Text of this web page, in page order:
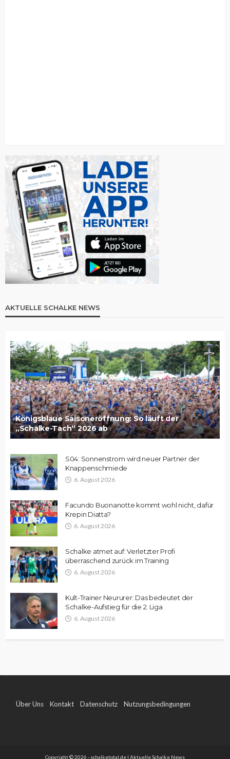
AKTUELLE SCHALKE NEWS
Königsblaue Saisoneröffnung: So läuft der
„Schalke-Tach“ 2026 ab
S04: Sonnenstrom wird neuer Partner der
Knappenschmiede
6. August 2026
Facundo Buonanotte kommt wohl nicht, dafür
Krepin Diatta?
6. August 2026
Schalke atmet auf: Verletzter Profi
überraschend zurück im Training
6. August 2026
Kult-Trainer Neururer: Das bedeutet der
Schalke-Aufstieg für die 2. Liga
6. August 2026
Über Uns Kontakt Datenschutz Nutzungsbedingungen
Copyright © 2026 - schalketotal.de | Aktuelle Schalke News